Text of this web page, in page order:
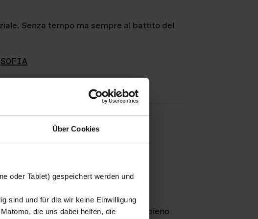
Über Cookies
oder Tablet) gespeichert werden und
sind und für die wir keine Einwilligung
die uns dabei helfen, die
Senza tempo ma sempre al battito del
SOFIA
ganze LebenGmbH e rimangono in pieno